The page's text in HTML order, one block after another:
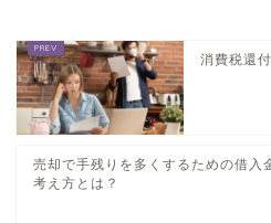
消費税還
売却で手残りを多くするための借入
考え方とは？